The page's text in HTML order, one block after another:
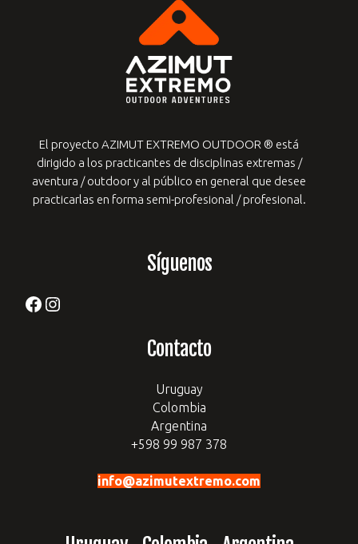
El proyecto AZIMUT EXTREMO OUTDOOR ® está
dirigido a los practicantes de disciplinas extremas /
aventura / outdoor y al público en general que desee
practicarlas en forma semi-profesional / profesional.
Síguenos
Facebook
Instagram
Contacto
Uruguay
Colombia
Argentina
+598 99 987 378
info@azimutextremo.com